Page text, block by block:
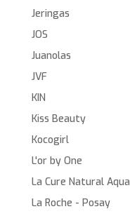
Jeringas
JOS
Juanolas
JVF
KIN
Kiss Beauty
Kocogirl
L'or by One
La Cure Natural Aqua
La Roche - Posay